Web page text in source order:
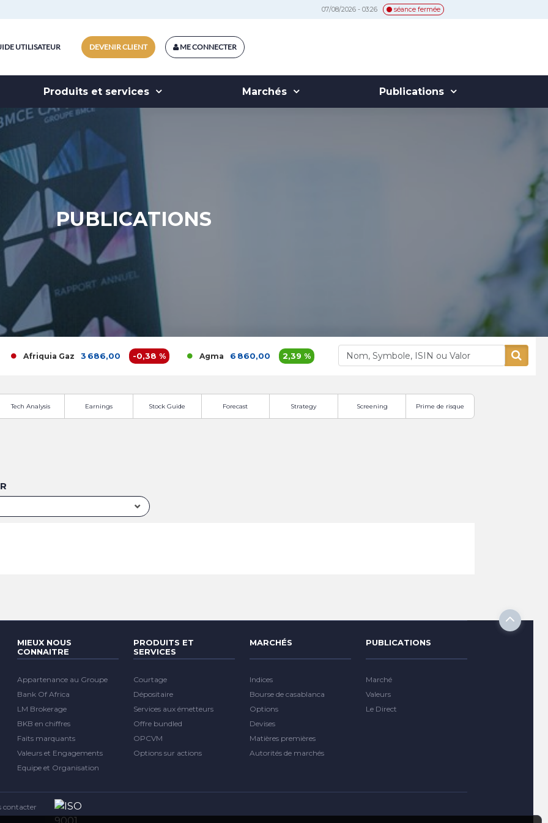
07/08/2026 - 03:26 séance fermée
ME CONNECTER
DEVENIR CLIENT
UTILISATEUR
Produits et services Marchés Publications
PUBLICATIONS
Afriquia Gaz 3 686,00 -0,38 % Agma 6 860,00 2,39 % Akdital 1 155,00 1,32 % Alliances 380,00
Tech Analysis Earnings Stock Guide Forecast Strategy Screening Prime de risque
MIEUX NOUS
CONNAITRE
Appartenance au Groupe
Bank Of Africa
LM Brokerage
BKB en chiffres
Faits marquants
Valeurs et Engagements
Equipe et Organisation
PRODUITS ET
SERVICES
Courtage
Dépositaire
Services aux émetteurs
Offre bundled
OPCVM
Options sur actions
MARCHÉS
Indices
Bourse de casablanca
Options
Devises
Matières premières
Autorités de marchés
PUBLICATIONS
Marché
Valeurs
Le Direct
contacter